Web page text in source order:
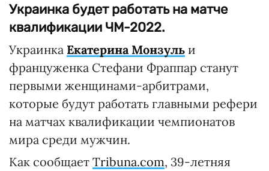
Украинка будет работать на матче
квалификации ЧМ-2022.
Украинка Екатерина Монзуль и
француженка Стефани Фраппар станут
первыми женщинами-арбитрами,
которые будут работать главными рефери
на матчах квалификации чемпионатов
мира среди мужчин.
Как сообщает Tribuna.com, 39-летняя